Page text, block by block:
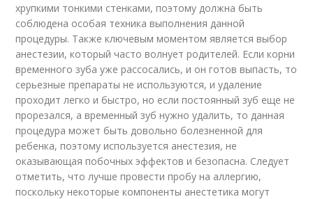
хрупкими тонкими стенками, поэтому должна быть
соблюдена особая техника выполнения данной
процедуры. Также ключевым моментом является выбор
анестезии, который часто волнует родителей. Если корни
временного зуба уже рассосались, и он готов выпасть, то
серьезные препараты не используются, и удаление
проходит легко и быстро, но если постоянный зуб еще не
прорезался, а временный зуб нужно удалить, то данная
процедура может быть довольно болезненной для
ребенка, поэтому используется анестезия, не
оказывающая побочных эффектов и безопасна. Следует
отметить, что лучше провести пробу на аллергию,
поскольку некоторые компоненты анестетика могут